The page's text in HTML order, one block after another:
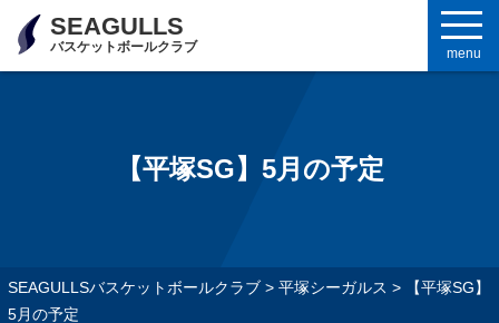
SEAGULLS
バスケットボールクラブ menu
【平塚SG】5月の予定
SEAGULLSバスケットボールクラブ> 平塚シーガルス >
【平塚SG】
5月の予定